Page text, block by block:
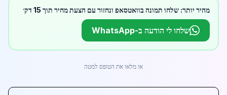
מהיר יותר: שלחו תמונה בוואטסאפ ונחזור עם הצעת מחיר תוך 15 דק׳
שלחו לי הודעה ב-WhatsApp
או מלאו את הטופס למטה